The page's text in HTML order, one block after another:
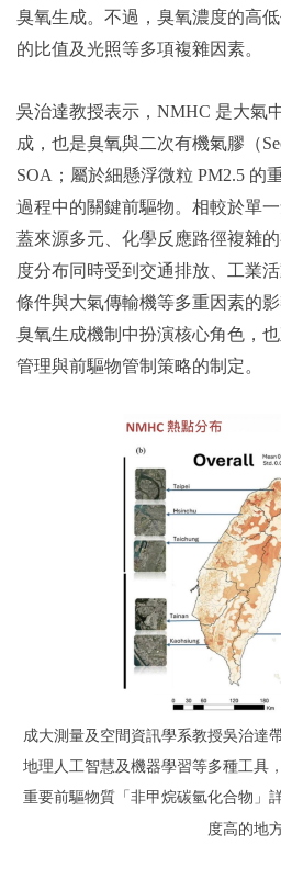
臭氧生成。不過，臭氧濃度的高
的比值及光照等多項複雜因素。
吳治達教授表示，NMHC 是大氣
成，也是臭氧與二次有機氣膠（
SOA；屬於細懸浮微粒 PM2.5 的
過程中的關鍵前驅物。相較於單
蓋來源多元、化學反應路徑複雜
度分布同時受到交通排放、工業
條件與大氣傳輸機等多重因素的
臭氧生成機制中扮演核心角色，
管理與前驅物管制策略的制定。
成大測量及空間資訊學系教授吳治達
地理人工智慧及機器學習等多種工具
重要前驅物質「非甲烷碳氫化合物」
度高的地